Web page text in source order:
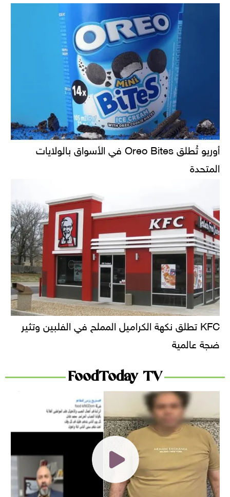
أوريو تُطلق Oreo Bites في الأسواق بالولايات
المتحدة
KFC تطلق نكهة الكراميل المملح في الفلبين وتثير
ضجة عالمية
FoodToday TV